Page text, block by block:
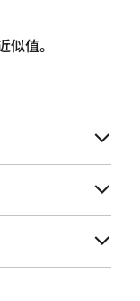
值。